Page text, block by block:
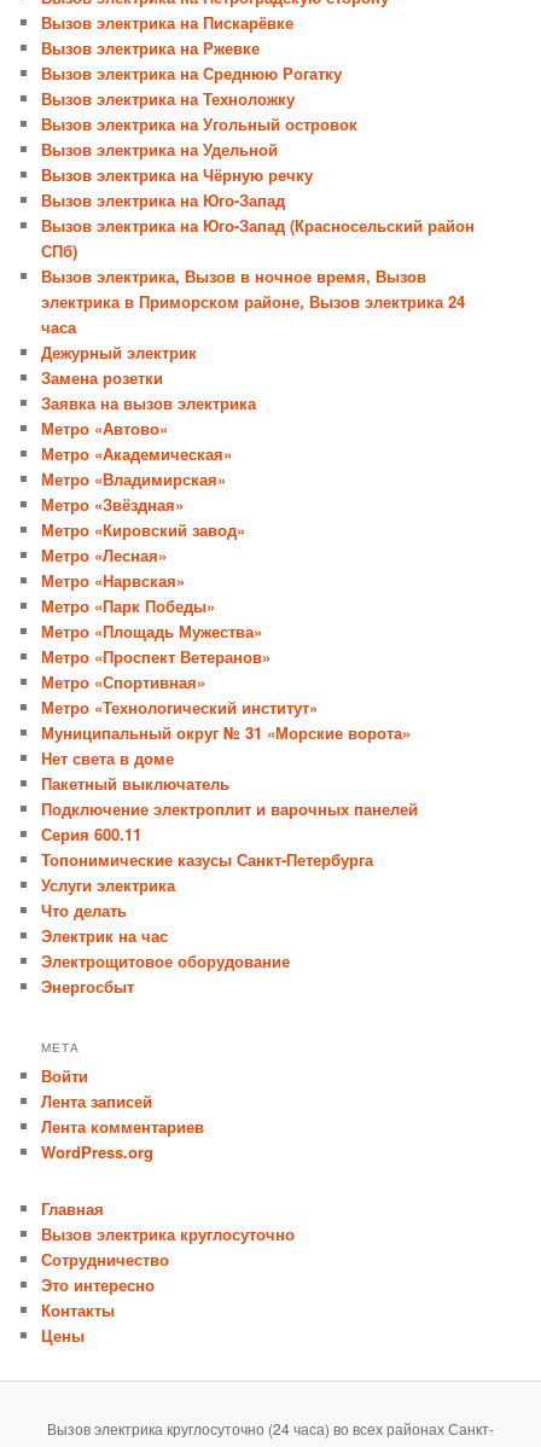
Вызов электрика на Пискарёвке
Вызов электрика на Ржевке
Вызов электрика на Среднюю Рогатку
Вызов электрика на Техноложку
Вызов электрика на Угольный островок
Вызов электрика на Удельной
Вызов электрика на Чёрную речку
Вызов электрика на Юго-Запад
Вызов электрика на Юго-Запад (Красносельский район
СПб)
Вызов электрика, Вызов в ночное время, Вызов
электрика в Приморском районе, Вызов электрика 24
часа
Дежурный электрик
Замена розетки
Заявка на вызов электрика
Метро «Автово»
Метро «Академическая»
Метро «Владимирская»
Метро «Звёздная»
Метро «Кировский завод»
Метро «Лесная»
Метро «Нарвская»
Метро «Парк Победы»
Метро «Площадь Мужества»
Метро «Проспект Ветеранов»
Метро «Спортивная»
Метро «Технологический институт»
Муниципальный округ № 31 «Морские ворота»
Нет света в доме
Пакетный выключатель
Подключение электроплит и варочных панелей
Серия 600.11
Топонимические казусы Санкт-Петербурга
Услуги электрика
Что делать
Электрик на час
Электрощитовое оборудование
Энергосбыт
МЕТА
Войти
Лента записей
Лента комментариев
WordPress.org
Главная
Вызов электрика круглосуточно
Сотрудничество
Это интересно
Контакты
Цены
Вызов электрика круглосуточно (24 часа) во всех районах Санкт-